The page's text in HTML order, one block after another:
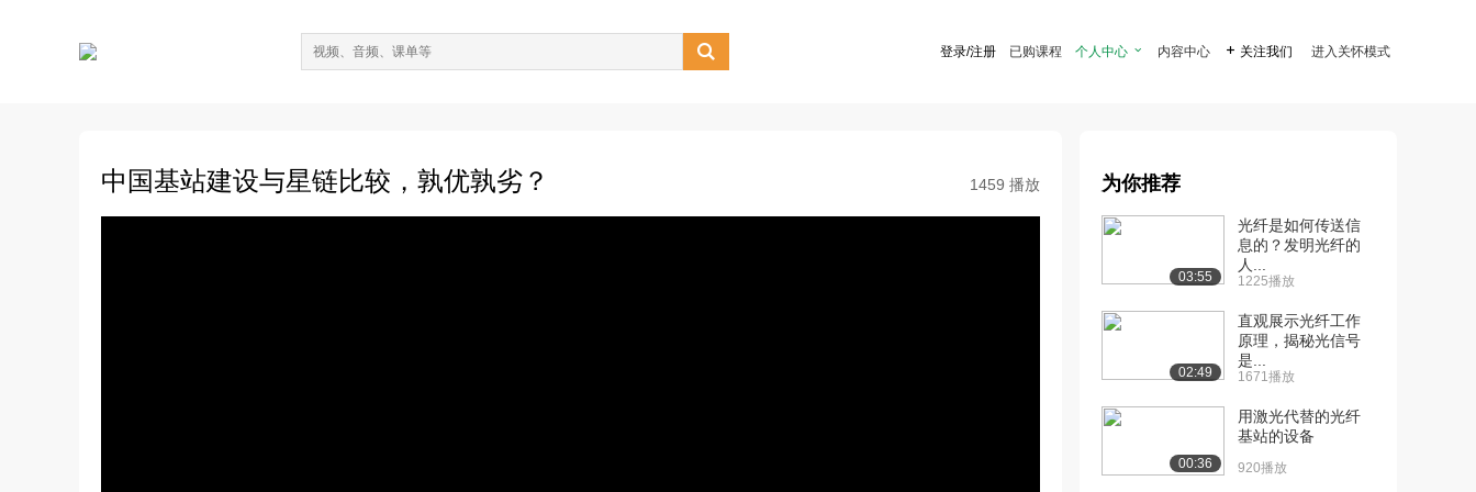
 登录/注册 已购课程 个人中心  内容中心  关注我们 进入关怀模式
中国基站建设与星链比较，孰优孰劣？ 1459 播放 为你推荐
03:55
光纤是如何传送信
息的？发明光纤的
人...
1225播放
02:49
直观展示光纤工作
原理，揭秘光信号
是...
1671播放
00:36
用激光代替的光纤
基站的设备
920播放